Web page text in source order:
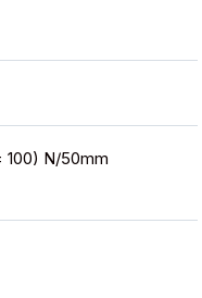
N/50mm